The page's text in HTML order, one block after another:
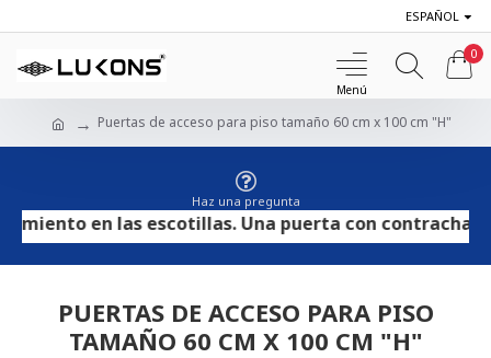
ESPAÑOL
0
Puertas de acceso para piso tamaño 60 cm x 100 cm "H"
Haz una pregunta
en las escotillas. Una puerta con contrachapado
PUERTAS DE ACCESO PARA PISO
TAMAÑO 60 CM X 100 CM "H"